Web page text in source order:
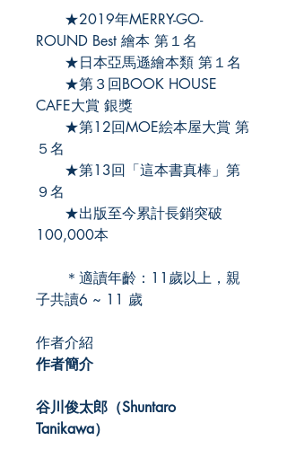
★2019年MERRY-GO-
ROUND Best 繪本 第１名
★日本亞馬遜繪本類 第１名
★第３回BOOK HOUSE
CAFE大賞 銀獎
★第12回MOE絵本屋大賞 第
５名
★第13回「這本書真棒」第
９名
★出版至今累計長銷突破
100,000本
＊適讀年齡：11歲以上，親
子共讀6 ~ 11 歲
作者介紹
作者簡介
谷川俊太郎（Shuntaro
Tanikawa）